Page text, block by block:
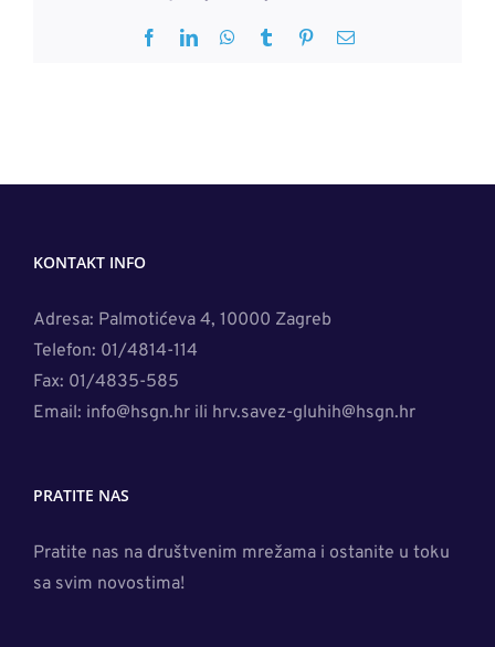
FacebookLinkedInWhatsApp
Tumblr PinterestEmail
KONTAKT INFO
Adresa: Palmotićeva 4, 10000 Zagreb
Telefon: 01/4814-114
Fax: 01/4835-585
Email: info@hsgn.hr ili hrv.savez-gluhih@hsgn.hr
PRATITE NAS
Pratite nas na društvenim mrežama i ostanite u toku
sa svim novostima!